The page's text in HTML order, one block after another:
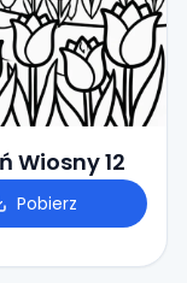
Wiosny 12
Pobierz